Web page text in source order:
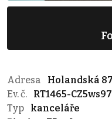
Adresa
Holandská
Ev. č.
RT1465-
Typ
kanceláře